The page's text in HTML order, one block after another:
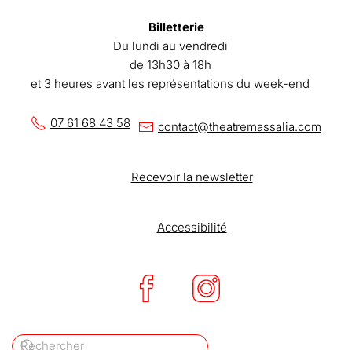
Billetterie
Du lundi au vendredi
de 13h30 à 18h
et 3 heures avant les représentations du week-end
07 61 68 43 58 contact@theatremassalia.com
Recevoir la newsletter
Accessibilité